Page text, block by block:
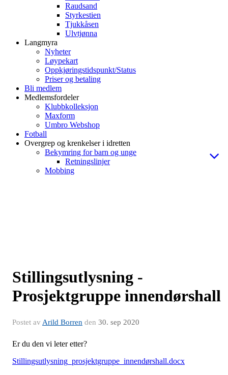
Raudsand
Styrkestien
Tjukkåsen
Ulvtjønna
Langmyra
Nyheter
Løypekart
Oppkjøringstidspunkt/Status
Priser og betaling
Bli medlem
Medlemsfordeler
Klubbkolleksjon
Maxform
Umbro Webshop
Fotball
Overgrep og krenkelser i idretten
Bekymring for barn og unge
Retningslinjer
Mobbing
Stillingsutlysning -
Prosjektgruppe innendørshall
Postet av Arild Borren den 30. sep 2020
Er du den vi leter etter?
Stillingsutlysning_prosjektgruppe_innendørshall.docx